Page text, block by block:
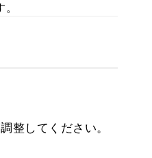
整してください。